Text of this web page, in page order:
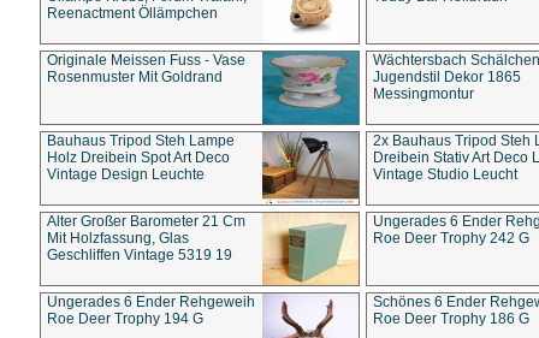
Reenactment Öllämpchen
Originale Meissen Fuss - Vase
Rosenmuster Mit Goldrand
Wächtersbach Schälchen
Jugendstil Dekor 1865
Messingmontur
Bauhaus Tripod Steh Lampe
Holz Dreibein Spot Art Deco
Vintage Design Leuchte
2x Bauhaus Tripod Steh
Dreibein Stativ Art Deco
Vintage Studio Leucht
Alter Großer Barometer 21 Cm
Mit Holzfassung, Glas
Geschliffen Vintage 5319 19
Ungerades 6 Ender
Roe Deer Trophy 242 G
Ungerades 6 Ender Rehgeweih
Roe Deer Trophy 194 G
Schönes 6 Ender
Roe Deer Trophy 186 G